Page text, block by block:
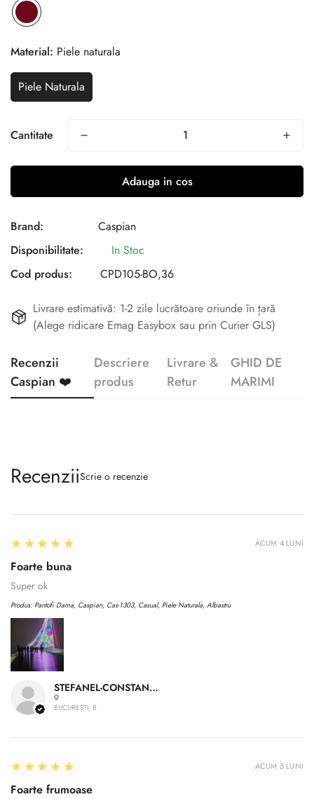
Material: Piele naturala
Piele Naturala
Cantitate
Adauga in cos
Brand:
Caspian
Disponibilitate:
In Stoc
Cod produs:
CPD105-BO,36
Livrare estimativă: 1-2 zile lucrătoare oriunde în țară
(Alege ridicare Emag Easybox sau prin Curier GLS)
Recenzii
Caspian ❤️
Descriere
produs
Livrare &
Retur
GHID DE
MARIMI
RecenziiScrie o recenzie
STEFANEL-CONSTANTIN A.
BUCUREȘTI, B
5
★★★★★
Foarte buna
Super ok
Produs: Pantofi Dama, Caspian, Cas-1303, Casual, Piele Naturala, Albastru
ACUM 4 LUNI
5
★★★★★
Foarte frumoase
ACUM 5 LUNI